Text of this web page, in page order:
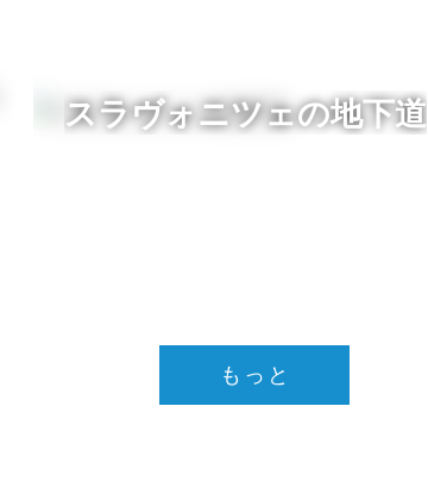
スラヴォニツェの地下道
もっと